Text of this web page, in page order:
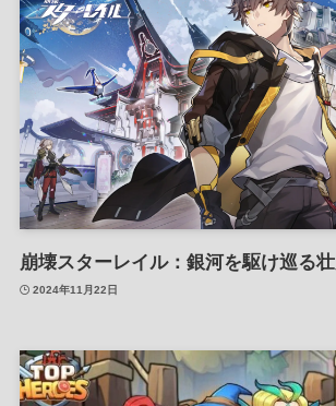
崩壊スターレイル：銀河を駆け巡る壮
2024年11月22日